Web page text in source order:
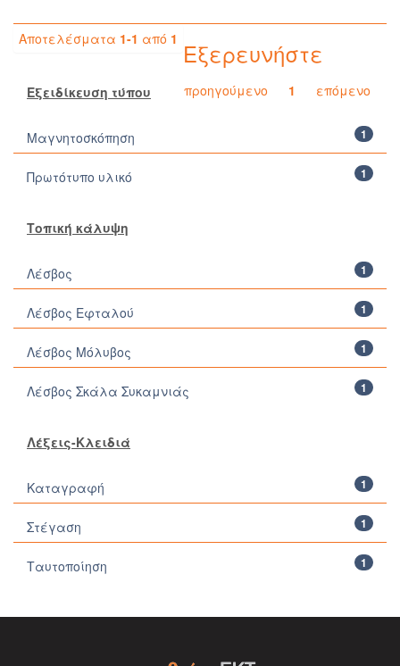
Αποτελέσματα 1-1 από 1
προηγούμενο 1 επόμενο
Εξερευνήστε
Εξειδίκευση τύπου
1
Μαγνητοσκόπηση
1
Πρωτότυπο υλικό
Τοπική κάλυψη
1
Λέσβος
1
Λέσβος Εφταλού
1
Λέσβος Μόλυβος
1
Λέσβος Σκάλα Συκαμνιάς
Λέξεις-Κλειδιά
1
Καταγραφή
1
Στέγαση
1
Ταυτοποίηση